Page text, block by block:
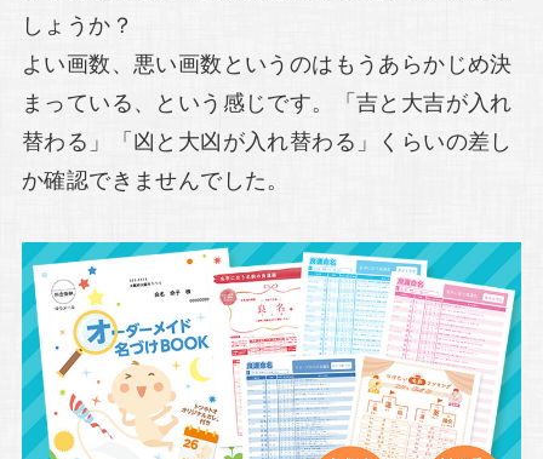
しょうか？
よい画数、悪い画数というのはもうあらかじめ決
まっている、という感じです。「吉と大吉が入れ
替わる」「凶と大凶が入れ替わる」くらいの差し
か確認できませんでした。